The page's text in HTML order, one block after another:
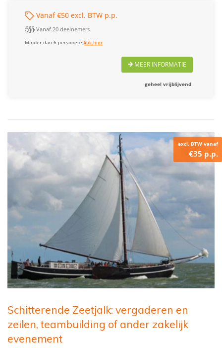
Vanaf €50 excl. BTW p.p.
Vanaf 20 deelnemers
Minder dan 6 personen?klik hier
MEER INFORMATIE
geheel vrijblijvend
excl. BTW vanaf
€35 p.p.
Schitterende Zeetjalk: vergaderen en
zeilen, teambuilding of ander zakelijk
evenement